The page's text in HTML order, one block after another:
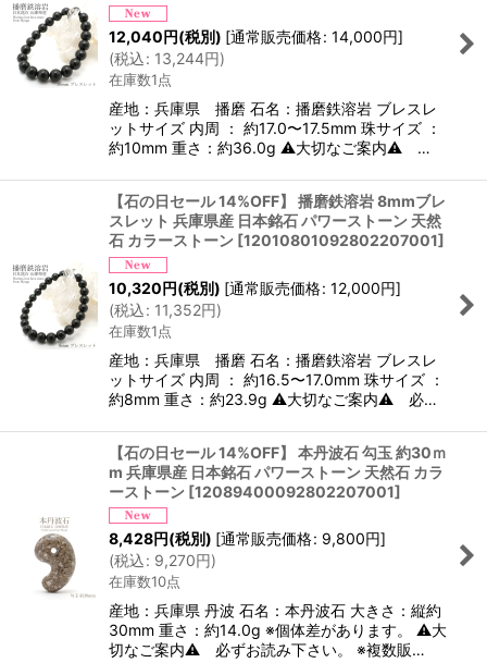
12,040円(税別) [通常販売価格: 14,000円]
(税込: 13,244円)
在庫数1点
産地：兵庫県 播磨 石名：播磨鉄溶岩 ブレスレ
ットサイズ 内周 ： 約17.0〜17.5mm 珠サイズ ：
約10mm 重さ：約36.0g ⚠大切なご案内⚠ …
【石の日セール 14%OFF】 播磨鉄溶岩 8mmブレ
スレット 兵庫県産 日本銘石 パワーストーン 天然
石 カラーストーン [12010801092802207001]
10,320円(税別) [通常販売価格: 12,000円]
(税込: 11,352円)
在庫数1点
産地：兵庫県 播磨 石名：播磨鉄溶岩 ブレスレ
ットサイズ 内周 ： 約16.5〜17.0mm 珠サイズ ：
約8mm 重さ：約23.9g ⚠大切なご案内⚠ 必…
【石の日セール 14%OFF】 本丹波石 勾玉 約30ｍ
m 兵庫県産 日本銘石 パワーストーン 天然石 カラ
ーストーン [12089400092802207001]
8,428円(税別) [通常販売価格: 9,800円]
(税込: 9,270円)
在庫数10点
産地：兵庫県 丹波 石名：本丹波石 大きさ：縦約
30mm 重さ：約14.0g ※個体差があります。 ⚠大
切なご案内⚠ 必ずお読み下さい。 ※複数販…